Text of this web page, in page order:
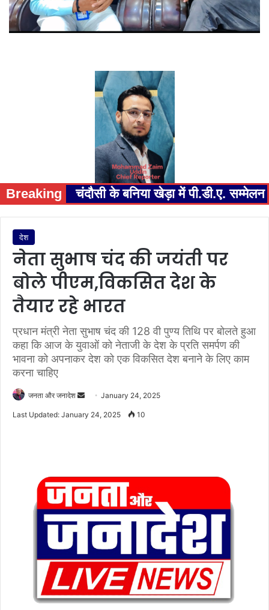
Breaking चंदौसी के बनिया खेड़ा में पी.डी.ए.
देश
नेता सुभाष चंद की जयंती पर
बोले पीएम,विकसित देश के
तैयार रहे भारत
प्रधान मंत्री नेता सुभाष चंद की 128 वी पुण्य तिथि पर बोलते हुआ
कहा कि आज के युवाओं को नेताजी के देश के प्रति समर्पण की
भावना को अपनाकर देश को एक विकसित देश बनाने के लिए काम
करना चाहिए
जनता और जनादेश
e
m
a
January 24, 2025
Last Updated: January 24, 2025 10